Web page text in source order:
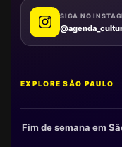
SIGA NO
EXPLORE SÃO PAULO
Fim de semana em